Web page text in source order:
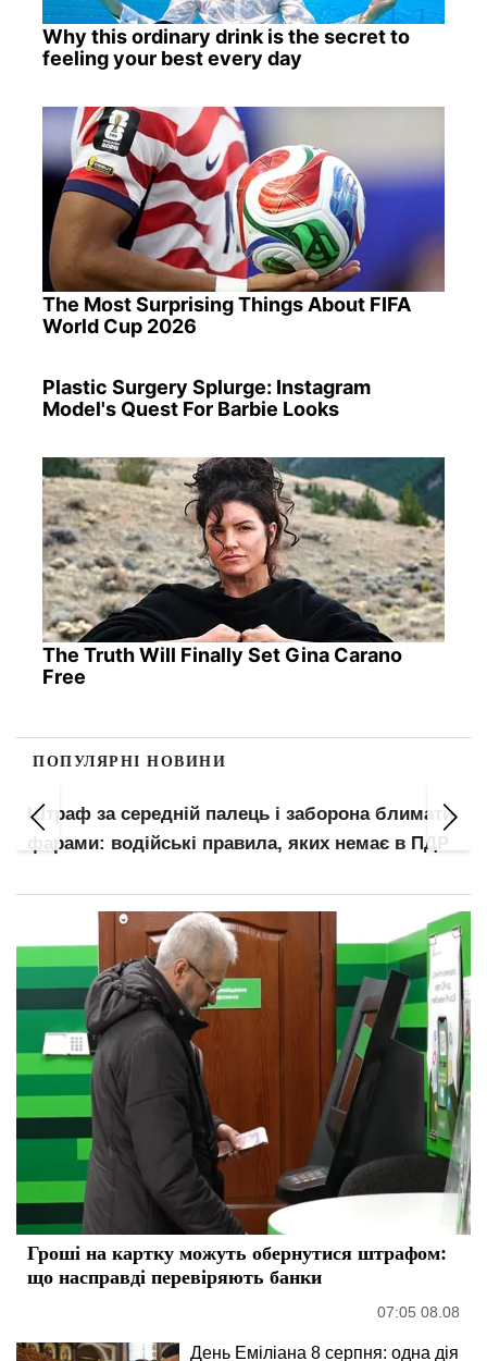
Why this ordinary drink is the secret to
feeling your best every day
The Most Surprising Things About FIFA
World Cup 2026
Plastic Surgery Splurge: Instagram
Model's Quest For Barbie Looks
The Truth Will Finally Set Gina Carano
Free
ПОПУЛЯРНІ НОВИНИ
Штраф за середній палець і заборона блимати
фарами: водійські правила, яких немає в ПДР
Гроші на картку можуть обернутися штрафом:
що насправді перевіряють банки
07:05 08.08
День Еміліана 8 серпня: одна дія